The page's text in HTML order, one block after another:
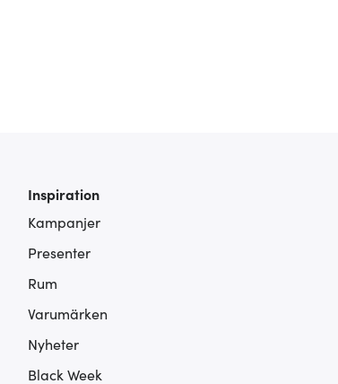
Inspiration
Kampanjer
Presenter
Rum
Varumärken
Nyheter
Black Week